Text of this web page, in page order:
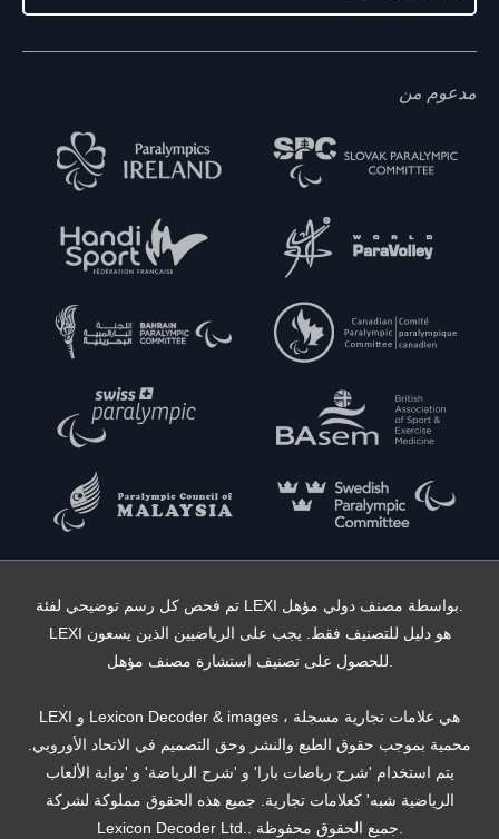
مدعوم من
تم فحص كل رسم توضيحي لفئة LEXI بواسطة مصنف دولي مؤهل.
LEXI هو دليل للتصنيف فقط. يجب على الرياضيين الذين يسعون
LEXI و Lexicon Decoder & images هي علامات تجارية مسجلة ،
محمية بموجب حقوق الطبع والنشر وحق التصميم في الاتحاد الأوروبي.
يتم استخدام 'شرح رياضات بارا' و 'شرح الرياضة' و 'بوابة الألعاب
الرياضية شبه' كعلامات تجارية. جميع هذه الحقوق مملوكة لشركة